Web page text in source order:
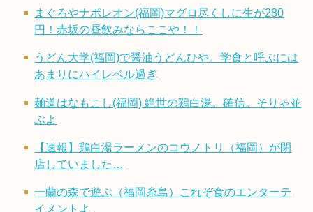
まぐろやナポレオン(福岡)マグロ尽くしに生が280
円！赤坂の昼飲みならここや！！
うどん大学(福岡)で醤油うどんひや。学食と呼ぶには
あまりにハイレベル過ぎ
麺道はなもこし(福岡) 絶世の鶏白湯。確信。そりゃ並
ぶよ
【速報】鶏白湯ラーメンのコウノトリ（福岡）が閉
店していました…
一蘭の森で遊ぶ（福岡糸島）これぞ食のエンターテ
イメントよ